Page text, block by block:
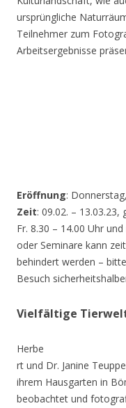
ursprüngliche
Teilnehmer zum
Arbeitsergebnisse
Eröffnung:
Zeit: 09.02. –
Fr. 8.30 – 14.00 Uhr
oder Seminare kann
behindert werden –
Besuch
Vielfältige
Herbe
rt und Dr. Janine
ihrem Hausgarten in
beobachtet und